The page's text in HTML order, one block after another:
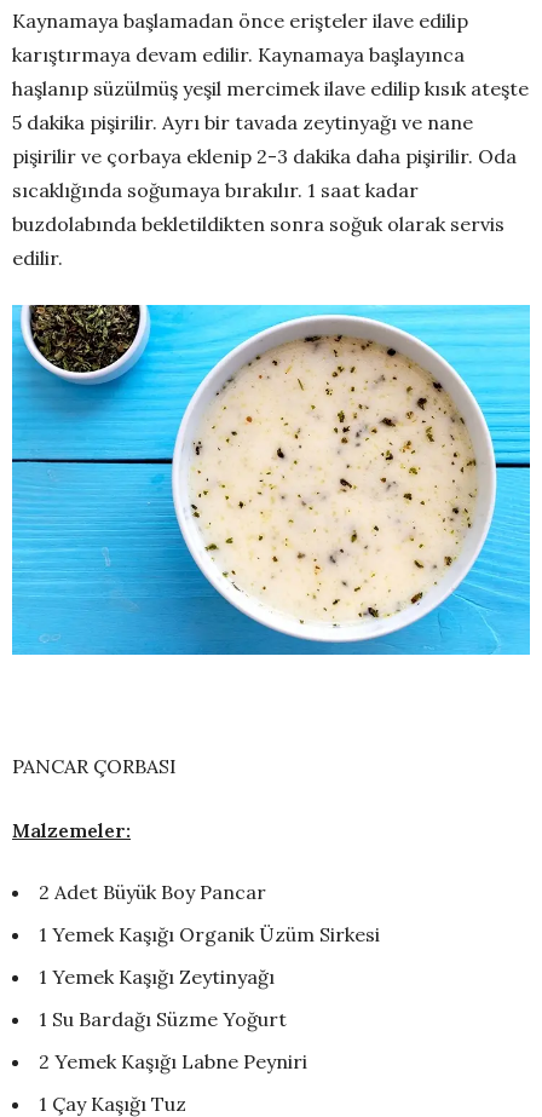
Kaynamaya başlamadan önce erişteler ilave edilip
karıştırmaya devam edilir. Kaynamaya başlayınca
haşlanıp süzülmüş yeşil mercimek ilave edilip kısık ateşte
5 dakika pişirilir. Ayrı bir tavada zeytinyağı ve nane
pişirilir ve çorbaya eklenip 2-3 dakika daha pişirilir. Oda
sıcaklığında soğumaya bırakılır. 1 saat kadar
buzdolabında bekletildikten sonra soğuk olarak servis
edilir.
PANCAR ÇORBASI
Malzemeler:
2 Adet Büyük Boy Pancar
1 Yemek Kaşığı Organik Üzüm Sirkesi
1 Yemek Kaşığı Zeytinyağı
1 Su Bardağı Süzme Yoğurt
2 Yemek Kaşığı Labne Peyniri
1 Çay Kaşığı Tuz